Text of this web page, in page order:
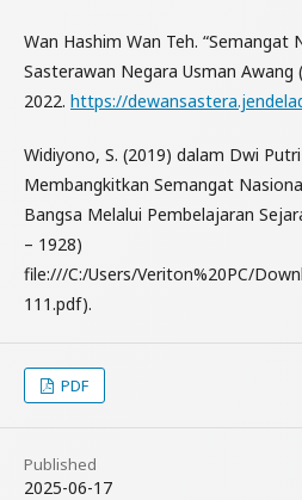
Wan Hashim Wan Teh. “Semangat
Sasterawan Negara Usman Awang
2022. https://
Widiyono, S. (2019) dalam Dwi
Membangkitkan Semangat
Bangsa Melalui Pembelajaran
– 1928)
file:///C:/Users/Veriton%20PC/
111.pdf).
PDF
Published
2025-06-17